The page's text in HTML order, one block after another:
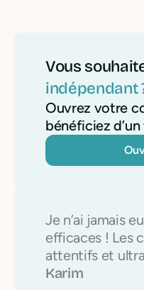
Vous
indépendant
Ouvrez votre
bénéficiez
Je n’ai jamais
efficaces ! Les
attentifs et
Karim